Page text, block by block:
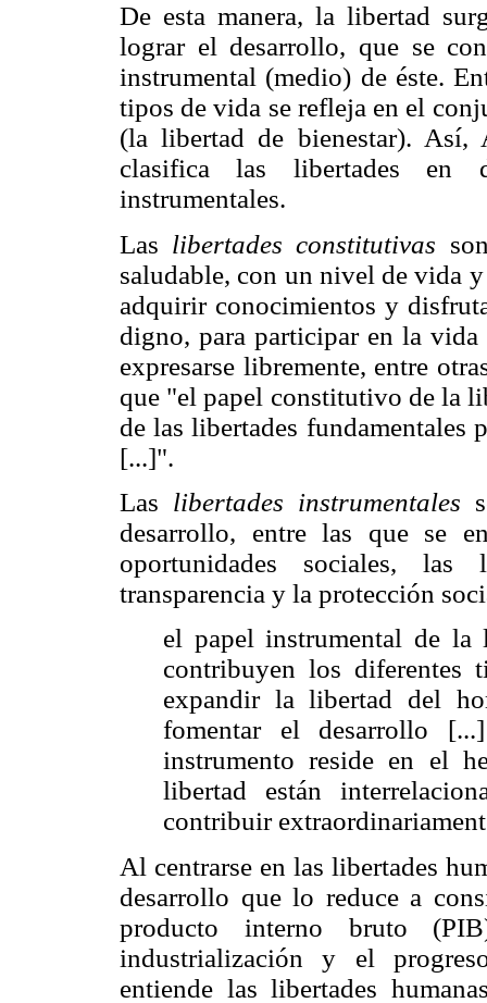
De esta manera, la libertad
lograr el desarrollo, que se
instrumental (medio) de éste.
tipos de vida se refleja en el
(la libertad de bienestar). Así,
clasifica las libertades en
instrumentales.
Las libertades constitutivas
saludable, con un nivel de vida
adquirir conocimientos y
digno, para participar en la
expresarse libremente, entre
que "el papel constitutivo de la
de las libertades fundamentales
[...]".
Las libertades instrumentales
desarrollo, entre las que se
oportunidades sociales,
transparencia y la protección
el papel instrumental de
contribuyen los diferentes
expandir la libertad del
fomentar el desarrollo
instrumento reside en el
libertad están
contribuir
Al centrarse en las libertades
desarrollo que lo reduce a
producto interno bruto
industrialización y el
entiende las libertades